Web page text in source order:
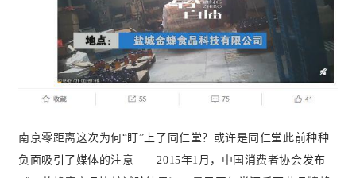
南京零距离这次为何“盯”上了同仁堂？或许是同仁堂此前种种
负面吸引了媒体的注意——2015年1月，中国消费者协会发布